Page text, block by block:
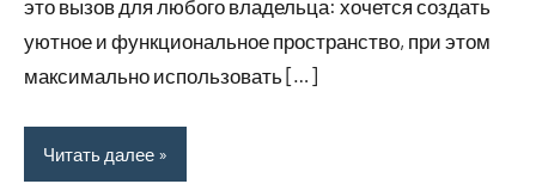
это вызов для любого владельца: хочется создать
уютное и функциональное пространство, при этом
максимально использовать […]
Читать далее